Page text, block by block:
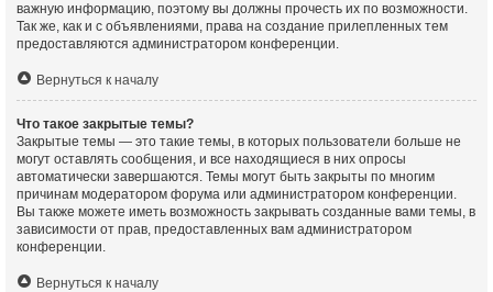
важную информацию, поэтому вы должны прочесть их по возможности.
Так же, как и с объявлениями, права на создание прилепленных тем
предоставляются администратором конференции.
Вернуться к началу
Что такое закрытые темы?
Закрытые темы — это такие темы, в которых пользователи больше не
могут оставлять сообщения, и все находящиеся в них опросы
автоматически завершаются. Темы могут быть закрыты по многим
причинам модератором форума или администратором конференции.
Вы также можете иметь возможность закрывать созданные вами темы, в
зависимости от прав, предоставленных вам администратором
конференции.
Вернуться к началу